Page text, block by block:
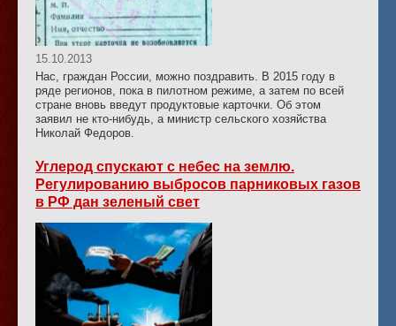
15.10.2013
Нас, граждан России, можно поздравить. В 2015 году в
ряде регионов, пока в пилотном режиме, а затем по всей
стране вновь введут продуктовые карточки. Об этом
заявил не кто-нибудь, а министр сельского хозяйства
Николай Федоров.
Углерод спускают с небес на землю.
Регулированию выбросов парниковых газов
в РФ дан зеленый свет